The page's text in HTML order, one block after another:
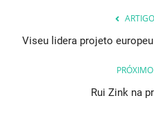
Viseu lidera projeto
Rui Zink na